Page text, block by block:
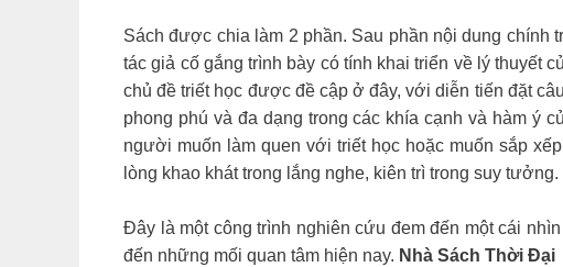
Sách được chia làm 2 phần. Sau phần nội dung chính
tác giả cố gắng trình bày có tính khai triển về lý thuyết
chủ đề triết học được đề cập ở đây, với diễn tiến đặt
phong phú và đa dạng trong các khía cạnh và hàm ý
người muốn làm quen với triết học hoặc muốn sắp
lòng khao khát trong lắng nghe, kiên trì trong suy tưởng.
Đây là một công trình nghiên cứu đem đến một cái
đến những mối quan tâm hiện nay. Nhà Sách Thời Đại